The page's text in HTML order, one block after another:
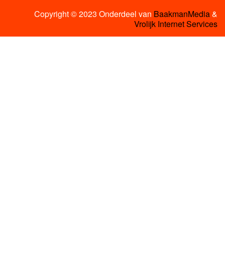
Copyright © 2023 Onderdeel van BaakmanMedia&
Vrolijk Internet Services